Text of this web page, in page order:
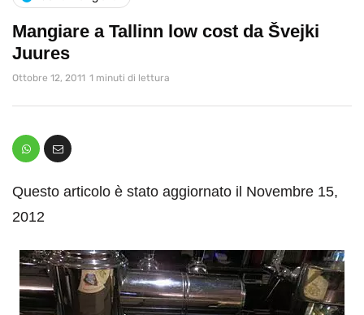
Mangiare a Tallinn low cost da Švejki
Juures
Ottobre 12, 2011 1 minuti di lettura
Questo articolo è stato aggiornato il Novembre 15,
2012